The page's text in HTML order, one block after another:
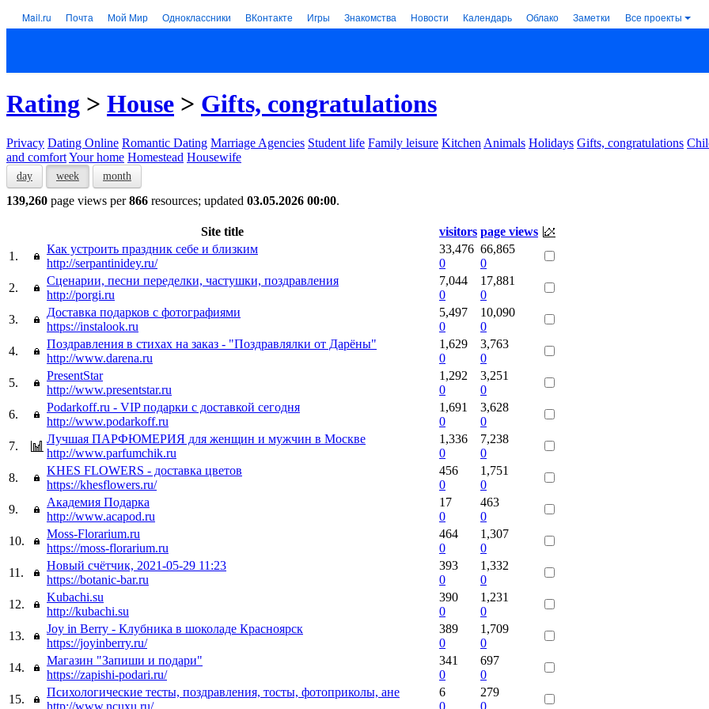
Mail.ru Почта Мой Мир Одноклассники ВКонтакте Игры Знакомства Новости Календарь Облако Заметки Все проекты
Rating > House > Gifts, congratulations
Privacy Dating Online Romantic Dating Marriage Agencies Student life Family leisure Kitchen Animals Holidays Gifts, congratulations
and comfortYour home Homestead Housewife
day week month
139,260 page views per866 resources; updated 03.05.2026 00:00.
Site title visitors page views
1.
Как устроить праздник себе и близким
http://serpantinidey.ru/
33,476
0
66,865
0
2.
Сценарии, песни переделки, частушки, поздравления
http://porgi.ru
7,044
0
17,881
0
3.
Доставка подарков с фотографиями
https://instalook.ru
5,497
0
10,090
0
4.
Поздравления в стихах на заказ - "Поздравлялки от Дарёны"
http://www.darena.ru
1,629
0
3,763
0
5.
PresentStar
http://www.presentstar.ru
1,292
0
3,251
0
6.
Podarkoff.ru - VIP подарки с доставкой сегодня
http://www.podarkoff.ru
1,691
0
3,628
0
7.
Лучшая ПАРФЮМЕРИЯ для женщин и мужчин в Москве
http://www.parfumchik.ru
1,336
0
7,238
0
8.
KHES FLOWERS - доставка цветов
https://khesflowers.ru/
456
0
1,751
0
9.
Академия Подарка
http://www.acapod.ru
17
0
463
0
10.
Moss-Florarium.ru
https://moss-florarium.ru
464
0
1,307
0
11.
Новый счётчик, 2021-05-29 11:23
https://botanic-bar.ru
393
0
1,332
0
12.
Kubachi.su
http://kubachi.su
390
0
1,231
0
13.
Joy in Berry - Клубника в шоколаде Красноярск
https://joyinberry.ru/
389
0
1,709
0
14.
Магазин "Запиши и подари"
https://zapishi-podari.ru/
341
0
697
0
15.
Психологические тесты, поздравления, тосты, фотоприколы, ане
http://www.ncuxu.ru/
6
0
279
0